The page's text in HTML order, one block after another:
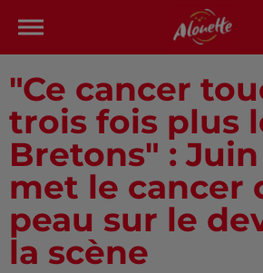
"Ce cancer
trois fois plus
Bretons" :
met le cancer
peau sur le
la scène